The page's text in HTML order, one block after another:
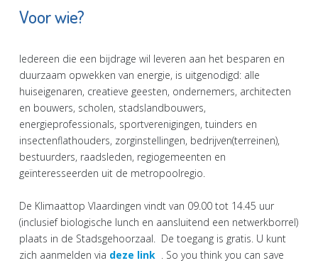
Voor wie?
Iedereen die een bijdrage wil leveren aan het besparen en
duurzaam opwekken van energie, is uitgenodigd: alle
huiseigenaren, creatieve geesten, ondernemers, architecten
en bouwers, scholen, stadslandbouwers,
energieprofessionals, sportverenigingen, tuinders en
insectenflathouders, zorginstellingen, bedrijven(terreinen),
bestuurders, raadsleden, regiogemeenten en
geïnteresseerden uit de metropoolregio.
De Klimaattop Vlaardingen vindt van 09.00 tot 14.45 uur
(inclusief biologische lunch en aansluitend een netwerkborrel)
plaats in de Stadsgehoorzaal. De toegang is gratis. U kunt
zich aanmelden via deze link . So you think you can save